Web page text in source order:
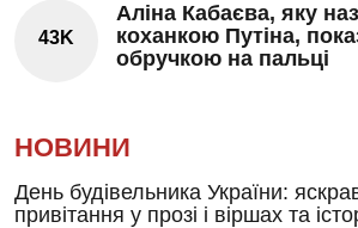
43K
Аліна Кабаєва, яку
коханкою Путіна,
обручкою на пальці
НОВИНИ
День будівельника України:
привітання у прозі і віршах та